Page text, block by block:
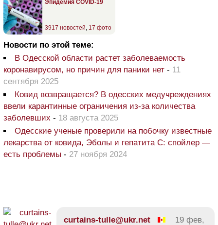
Эпидемия COVID-19
3917 новостей, 17 фото
Новости по этой теме:
В Одесской области растет заболеваемость
коронавирусом, но причин для паники нет - 11
сентября 2025
Ковид возвращается? В одесских медучреждениях
ввели карантинные ограничения из-за количества
заболевших - 18 августа 2025
Одесские ученые проверили на побочку известные
лекарства от ковида, Эболы и гепатита С: спойлер —
есть проблемы - 27 ноября 2024
curtains-tulle@ukr.net
19 фев,